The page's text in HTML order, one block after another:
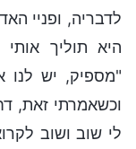
לדבריה, ופניי
היא תוליך אותי
"מספיק, יש לנו
וכשאמרתי זאת,
לי שוב ושוב